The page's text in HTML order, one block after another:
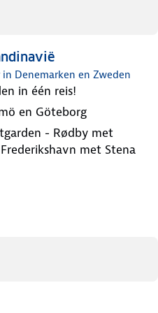
Denemarken en Zweden
in één reis!
en Göteborg
met Stena